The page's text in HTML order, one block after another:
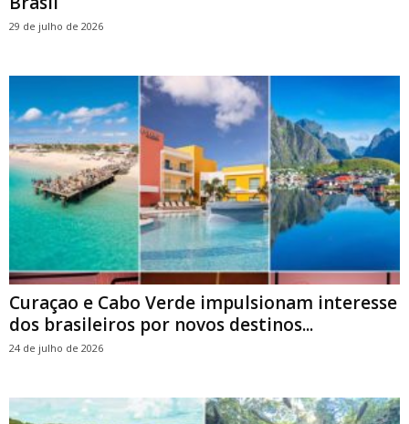
29 de julho de 2026
Curaçao e Cabo Verde impulsionam interesse
dos brasileiros por novos destinos...
24 de julho de 2026